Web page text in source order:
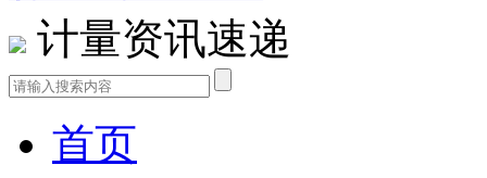
计量资讯速递
首页